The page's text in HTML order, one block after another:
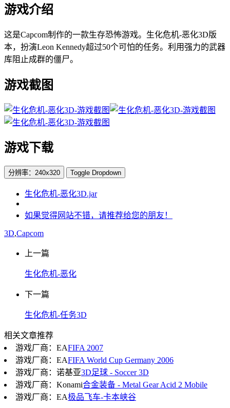
游戏介绍
这是Capcom制作的一款生存恐怖游戏。生化危机-恶化3D版
本，扮演Leon Kennedy超过50个可怕的任务。利用强力的武器
库阻止成群的僵尸。
游戏截图
游戏下载
分辨率：240x320 Toggle Dropdown
生化危机-恶化3D.jar
如果觉得网站不错，请推荐给您的朋友！
3D,Capcom
上一篇
生化危机-恶化
下一篇
生化危机-任务3D
相关文章推荐
游戏厂商：EAFIFA 2007
游戏厂商：EAFIFA World Cup Germany 2006
游戏厂商：诺基亚3D足球 - Soccer 3D
游戏厂商：Konami合金装备 - Metal Gear Acid 2 Mobile
游戏厂商：EA极品飞车-卡本峡谷